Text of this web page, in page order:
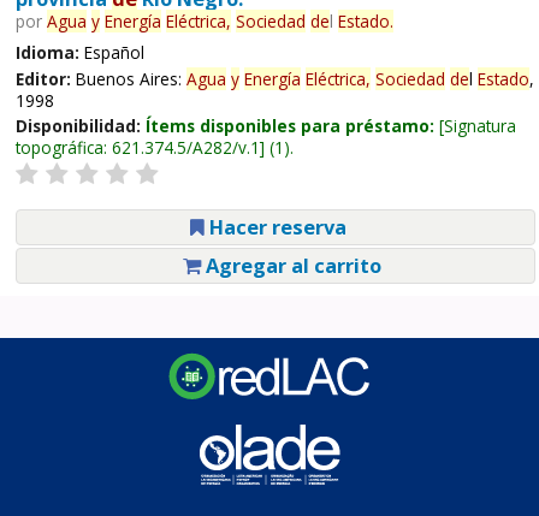
por Agua y Energía Eléctrica, Sociedad del Estado.
Idioma: Español
Editor: Buenos Aires: Agua y Energía Eléctrica, Sociedad del Estado,
1998
Disponibilidad: Ítems disponibles para préstamo: Signatura
topográfica: 621.374.5/A282/v.1 (1).
Hacer reserva
Agregar al carrito